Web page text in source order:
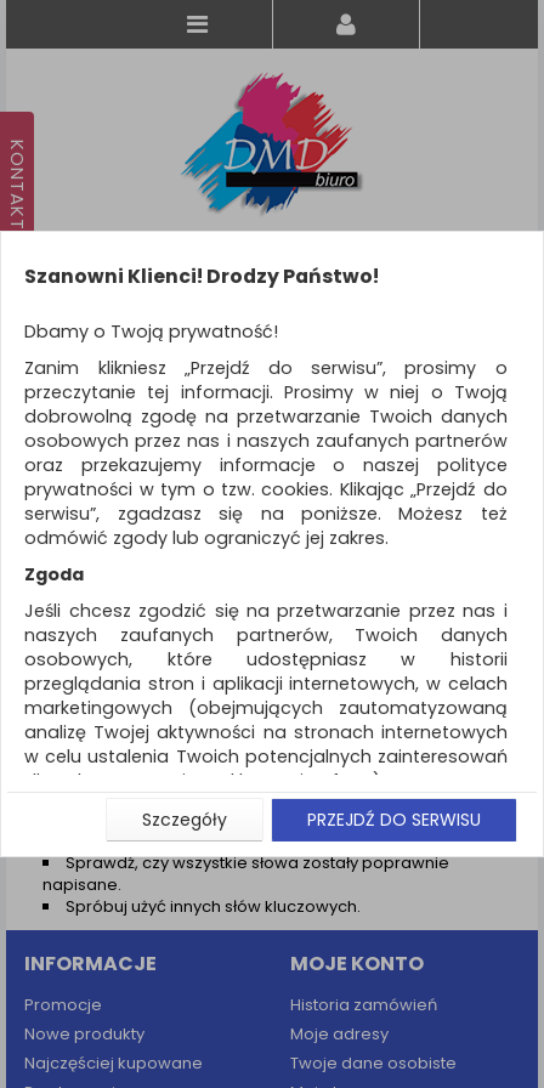
KATEGORIE
WSZYSTKIE KATEGORIE
FILTRY
Więcej
REKLAMA
AKTUALNOŚCI
Wyniki wyszukiwania
NIE ZNALEZIONO PRODUKTÓW
Nie odnaleziono produktów wg przyjętych kryteriów
PODPOWIEDZI
Zmień kryteria wyszukiwania zaznaczając inne filtry i
wyszukaj ponownie
Sprawdź, czy wszystkie słowa zostały poprawnie
napisane.
Spróbuj użyć innych słów kluczowych.
INFORMACJE
Promocje
Nowe produkty
Najczęściej kupowane
MOJE KONTO
Historia zamówień
Moje adresy
Twoje dane osobiste
Szanowni Klienci! Drodzy Państwo!
Dbamy o Twoją prywatność!
Zanim klikniesz „Przejdź do serwisu”, prosimy o
przeczytanie tej informacji. Prosimy w niej o Twoją
dobrowolną zgodę na przetwarzanie Twoich danych
osobowych przez nas i naszych zaufanych partnerów
oraz przekazujemy informacje o naszej polityce
prywatności w tym o tzw. cookies. Klikając „Przejdź do
serwisu”, zgadzasz się na poniższe. Możesz też
odmówić zgody lub ograniczyć jej zakres.
Zgoda
Jeśli chcesz zgodzić się na przetwarzanie przez nas i
naszych zaufanych partnerów, Twoich danych
osobowych, które udostępniasz w historii
przeglądania stron i aplikacji internetowych, w celach
marketingowych (obejmujących zautomatyzowaną
analizę Twojej aktywności na stronach internetowych
w celu ustalenia Twoich potencjalnych zainteresowań
dla dostosowania reklamy i oferty), w tym na
umieszczanie tzw. cookies na Twoich urządzeniach i
ich odczytywanie, kliknij przycisk „Przejdź do serwisu”.
Jeśli nie chcesz wyrazić zgody lub ograniczyć jej
zakres, kliknij „Szczegóły”, gdzie znajdziesz wszelkie
informacje o tym jak to zrobić . Te same informacje
znajdziesz także na podstronie z naszą polityką
prywatności obowiązującą od 25 maja 2018.
W przypadku użytkowników zalogowanych, aby
umożliwić prawidłową realizację Umowy z Państwem i
związane z tym prawidłowe działanie naszej strony
www, a w szczególności np. wysłanie potwierdzenia
Szczegóły PRZEJDŹ DO SERWISU